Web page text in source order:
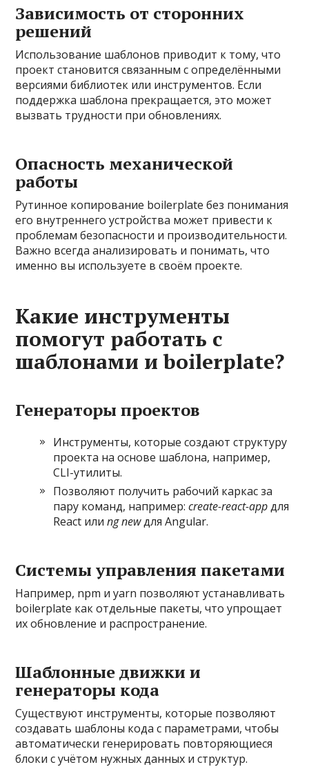
Зависимость от сторонних
решений
Использование шаблонов приводит к тому, что
проект становится связанным с определёнными
версиями библиотек или инструментов. Если
поддержка шаблона прекращается, это может
вызвать трудности при обновлениях.
Опасность механической
работы
Рутинное копирование boilerplate без понимания
его внутреннего устройства может привести к
проблемам безопасности и производительности.
Важно всегда анализировать и понимать, что
именно вы используете в своём проекте.
Какие инструменты
помогут работать с
шаблонами и boilerplate?
Генераторы проектов
Инструменты, которые создают структуру
проекта на основе шаблона, например,
CLI-утилиты.
Позволяют получить рабочий каркас за
пару команд, например:create-react-appдля
React илиng newдля Angular.
Системы управления пакетами
Например, npm и yarn позволяют устанавливать
boilerplate как отдельные пакеты, что упрощает
их обновление и распространение.
Шаблонные движки и
генераторы кода
Существуют инструменты, которые позволяют
создавать шаблоны кода с параметрами, чтобы
автоматически генерировать повторяющиеся
блоки с учётом нужных данных и структур.